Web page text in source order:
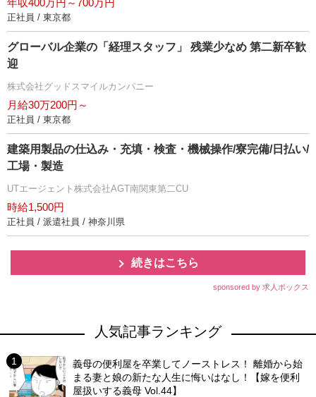
年収400万円～700万円
正社員 / 東京都
グローバル企業の「経理スタッフ」 残業少なめ 第二新卒歓
迎
株式会社グッドスマイルカンパニー
月給30万200円～
正社員 / 東京都
建築用製品の仕込み・充填・検査・機械操作/寮完備/日払い/
工場・製造
UTエージェント株式会社AGT南関東第二CU
時給1,500円
正社員 / 派遣社員 / 神奈川県
続きはこちら
sponsored by 求人ボックス
人気記事ランキング
義母の便利屋を卒業してノーストレス！ 離婚から始
まる妻と娘の新たな人生に悔いはなし！【嫁を便利
屋扱いする義母 Vol.44】